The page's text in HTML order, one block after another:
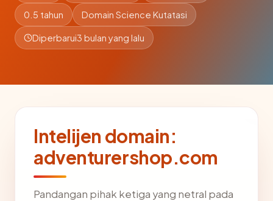
0.5 tahun Domain Science Kutatasi
Diperbarui3 bulan yang lalu
Intelijen domain:
adventurershop.com
Pandangan pihak ketiga yang netral pada